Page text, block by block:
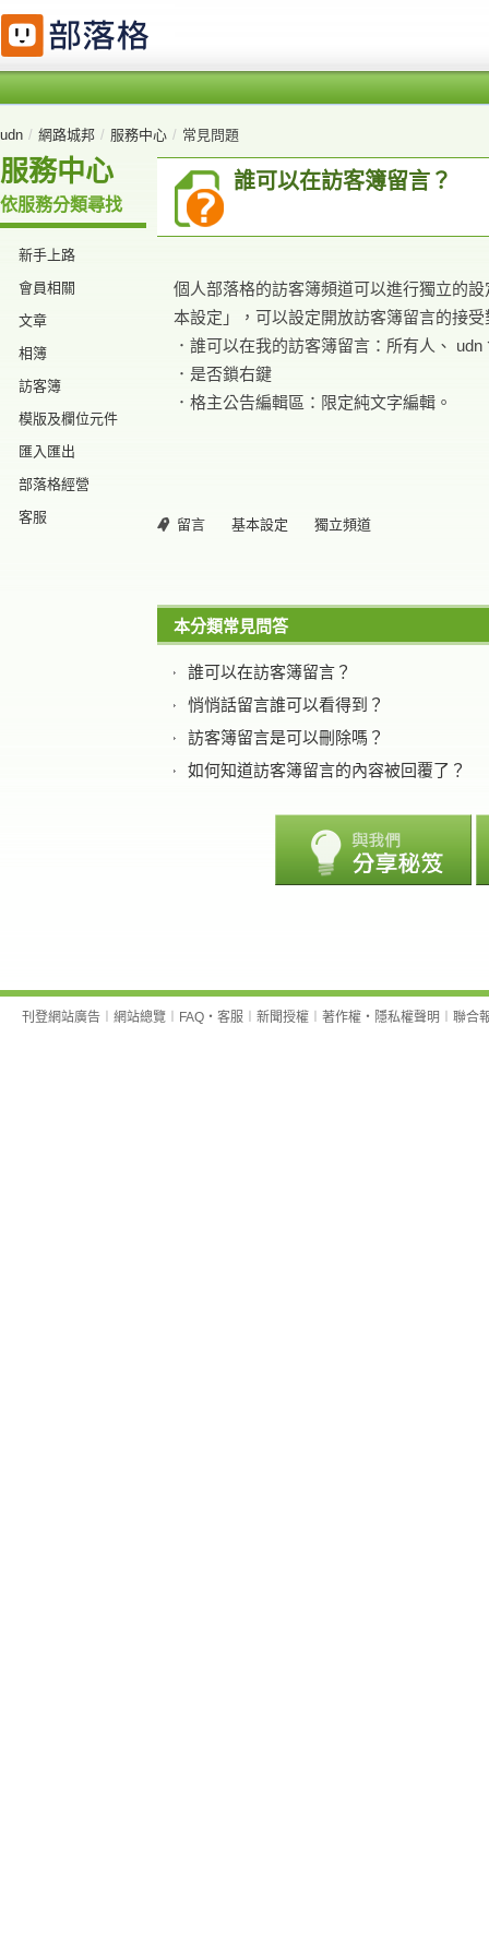
udn / 網路城邦 / 服務中心 / 常見問題
服務中心
依服務分類尋找
新手上路
會員相關
文章
相簿
訪客簿
模版及欄位元件
匯入匯出
部落格經營
客服
誰可以在訪客簿留言？
個人部落格的訪客簿頻道可以進行獨立的
本設定」，可以設定開放訪客簿留言的接受
．誰可以在我的訪客簿留言：所有人、
．是否鎖右鍵
．格主公告編輯區：限定純文字編輯。
留言 基本設定 獨立頻道
本分類常見問答
誰可以在訪客簿留言？
悄悄話留言誰可以看得到？
訪客簿留言是可以刪除嗎？
如何知道訪客簿留言的內容被回覆了？
刊登網站廣告 網站總覽 FAQ ‧ 客服 新聞授權 著作權 ‧ 隱私權聲明 聯合